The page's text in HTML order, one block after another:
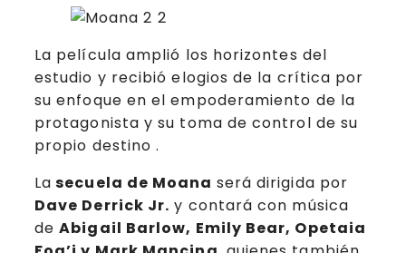
La película amplió los horizontes del
estudio y recibió elogios de la crítica por
su enfoque en el empoderamiento de la
protagonista y su toma de control de su
propio destino .
La secuela de Moana será dirigida por
Dave Derrick Jr. y contará con música
deAbigail Barlow, Emily Bear, Opetaia